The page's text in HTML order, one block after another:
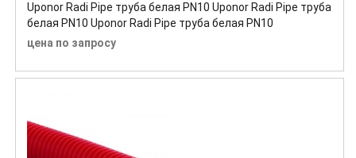
Uponor Radi Pipe труба белая PN10 Uponor Radi Pipe труба
белая PN10 Uponor Radi Pipe труба белая PN10
цена по запросу